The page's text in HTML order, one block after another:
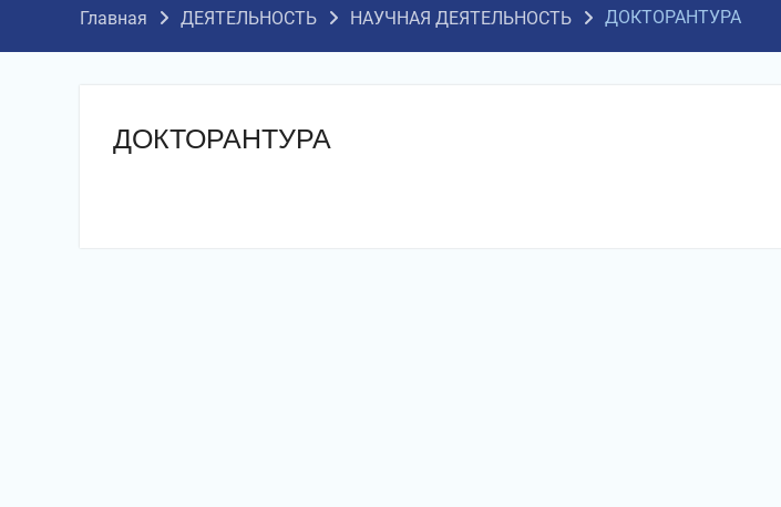
Главная ДЕЯТЕЛЬНОСТЬ НАУЧНАЯ ДЕЯТЕЛЬНОСТЬ ДОКТОРАНТУРА
ДОКТОРАНТУРА